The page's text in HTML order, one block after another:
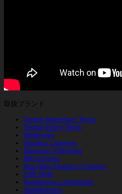
取扱ブランド
Tentipi Adventure Tents
Tentipi Event Tents
Weltevree
Vapalux Lanterns
Bergans of Norway
Ally Canoes
Muurikka Outdoor Cooking
FIBI Style
Karlskrona Lampfabrik
Stabilotherm